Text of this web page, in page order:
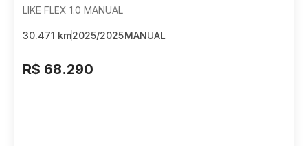
LIKE FLEX 1.0 MANUAL
30.471 km2025/2025MANUAL
R$ 68.290